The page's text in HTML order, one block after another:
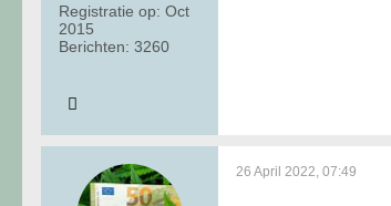
Registratie op: Oct
2015
Berichten: 3260
26 April 2022, 07:49